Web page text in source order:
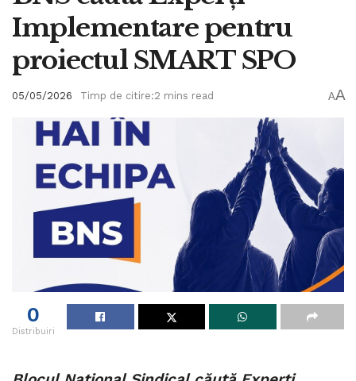
Implementare pentru
proiectul SMART SPO
05/05/2026 Timp de citire:2 mins read AA
0
Distribuiri